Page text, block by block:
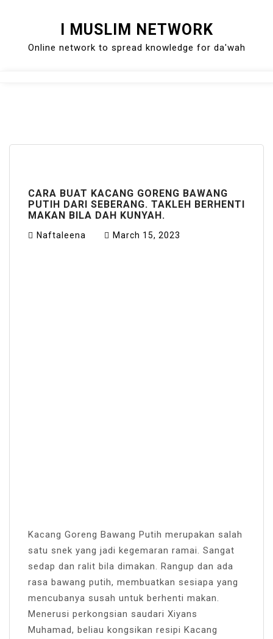
content
I MUSLIM NETWORK
Online network to spread knowledge for da'wah
CARA BUAT KACANG GORENG BAWANG
PUTIH DARI SEBERANG. TAKLEH BERHENTI
MAKAN BILA DAH KUNYAH.
Naftaleena March 15, 2023
Kacang Goreng Bawang Putih merupakan salah
satu snek yang jadi kegemaran ramai. Sangat
sedap dan ralit bila dimakan. Rangup dan ada
rasa bawang putih, membuatkan sesiapa yang
mencubanya susah untuk berhenti makan.
Menerusi perkongsian saudari Xiyans
Muhamad, beliau kongsikan resipi Kacang